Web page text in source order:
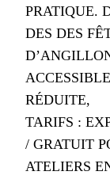
PRATIQUE.
DES DES
RÉDUITE,
TARIFS :
/ GRATUIT
ATELIERS